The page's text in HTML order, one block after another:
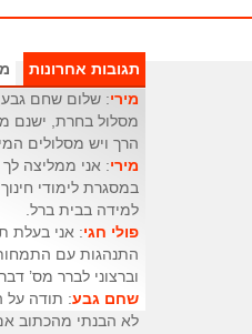
תגובות אחרונות
מירי: שלום שחם
מסלול בחרת, ישנם
הרך ויש מסלולים
מירי: אני ממליצה
במסגרת לימודי חינוך
למידה בבית ברל.
פולי חגי
התנהגות עם
וברצוני לברר מס’
שחם גבע: תודה על
לא הבנתי מהכתוב